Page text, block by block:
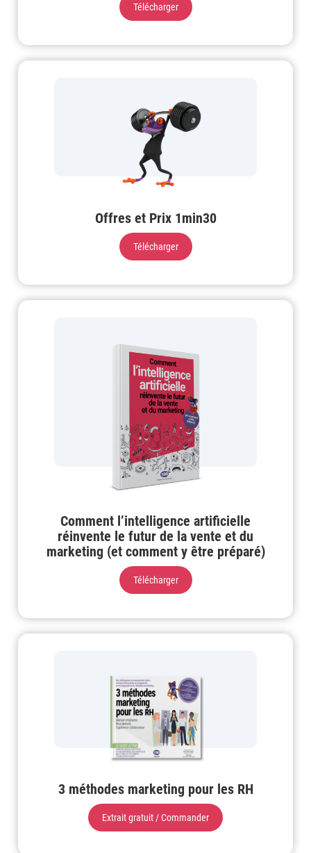
Télécharger
Offres et Prix 1min30
Télécharger
Comment l’intelligence artificielle
réinvente le futur de la vente et du
marketing (et comment y être préparé)
Télécharger
3 méthodes marketing pour les RH
Extrait gratuit / Commander